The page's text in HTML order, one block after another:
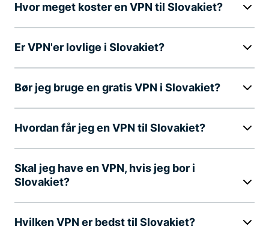
Hvor meget koster en VPN til Slovakiet?
Er VPN'er lovlige i Slovakiet?
Bør jeg bruge en gratis VPN i Slovakiet?
Hvordan får jeg en VPN til Slovakiet?
Skal jeg have en VPN, hvis jeg bor i
Slovakiet?
Hvilken VPN er bedst til Slovakiet?